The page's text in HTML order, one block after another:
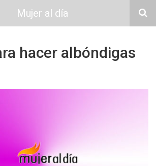
Mujer al día
hacer albóndigas